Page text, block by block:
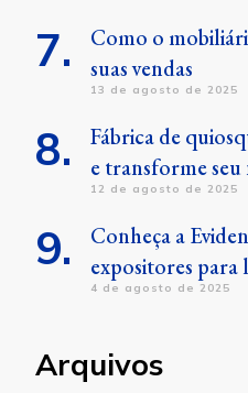
Como o
suas vendas
13 de agosto de 2025
Fábrica de
e transforme
12 de agosto de 2025
Conheça a
expositores para
4 de agosto de 2025
Arquivos